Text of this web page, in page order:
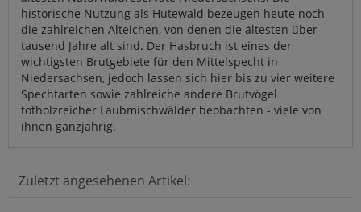
historische Nutzung als Hutewald bezeugen heute noch
die zahlreichen Alteichen, von denen die ältesten über
tausend Jahre alt sind. Der Hasbruch ist eines der
wichtigsten Brutgebiete für den Mittelspecht in
Niedersachsen, jedoch lassen sich hier bis zu vier weitere
Spechtarten sowie zahlreiche andere Brutvögel
totholzreicher Laubmischwälder beobachten - viele von
ihnen ganzjährig.
Zuletzt angesehenen Artikel: